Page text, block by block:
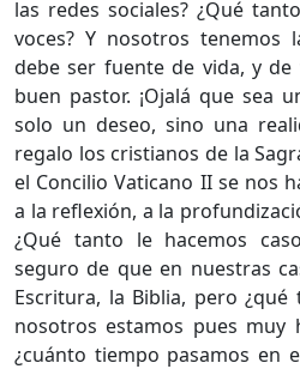
las redes sociales? ¿Qué
voces? Y nosotros tenemos
debe ser fuente de vida, y de
buen pastor. ¡Ojalá que sea
solo un deseo, sino una
regalo los cristianos de la
el Concilio Vaticano II se nos
a la reflexión, a la
¿Qué tanto le hacemos
seguro de que en nuestras
Escritura, la Biblia, pero
nosotros estamos pues muy
¿cuánto tiempo pasamos en